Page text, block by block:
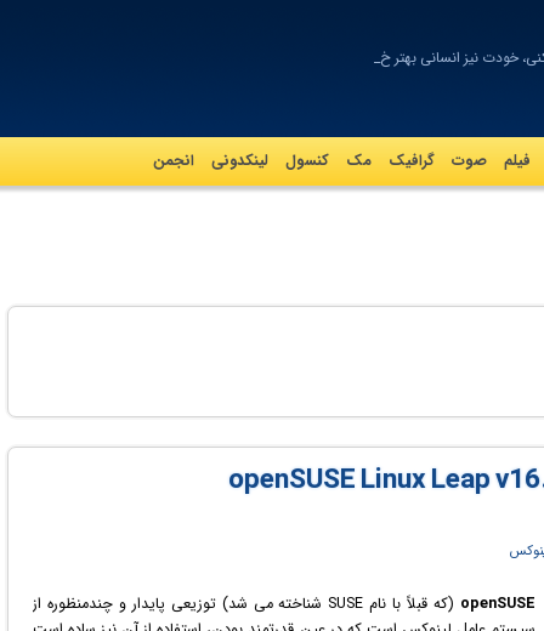
خودت نیز انسانی بهتر خواهی _
فیلم صوت گرافيک مک کنسول لینکدونی انجمن
openSUSE
(که قبلاً با نام SUSE شناخته می شد) توزیعی پایدار و چندمنظوره از